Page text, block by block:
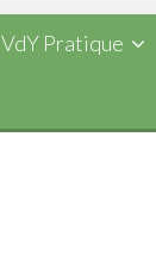
VdY Pratique